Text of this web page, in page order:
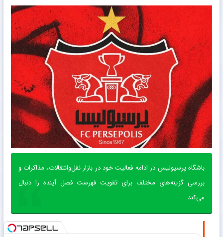
باشگاه پرسپولیس در ادامه فعالیت خود در بازار نقل‌وانتقالات، مذاکرات و
بررسی گزینه‌های مختلف برای تقویت فهرست فصل آینده را دنبال
می‌کند.